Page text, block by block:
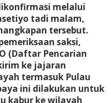
melalui
tadi malam,
tersebut.
saksi,
(Daftar Pencarian
ke jajaran
termasuk Pulau
ini dilakukan untuk
kabur ke wilayah